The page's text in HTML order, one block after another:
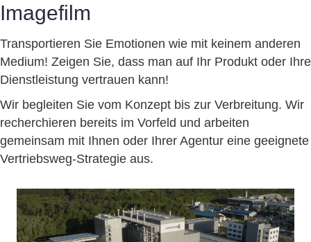
Imagefilm
Transportieren Sie Emotionen wie mit keinem anderen
Medium! Zeigen Sie, dass man auf Ihr Produkt oder Ihre
Dienstleistung vertrauen kann!
Wir begleiten Sie vom Konzept bis zur Verbreitung. Wir
recherchieren bereits im Vorfeld und arbeiten
gemeinsam mit Ihnen oder Ihrer Agentur eine geeignete
Vertriebsweg-Strategie aus.